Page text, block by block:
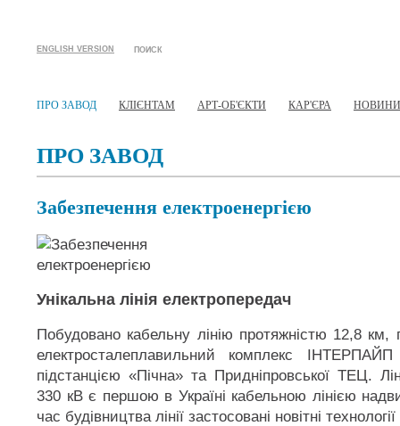
ENGLISH VERSION ПОИСК
ПРО ЗАВОД КЛІЄНТАМ АРТ-ОБ'ЄКТИ КАР'ЄРА НОВИНИ
ПРО ЗАВОД
Забезпечення електроенергією
Унікальна лінія електропередач
Побудовано кабельну лінію протяжністю 12,8 км,
електросталеплавильний комплекс
підстанцією «Пічна» та Придніпровської ТЕЦ.
330 кВ є першою в Україні кабельною лінією
час будівництва лінії застосовані новітні